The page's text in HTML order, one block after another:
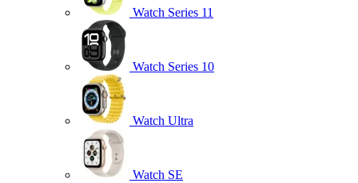
Watch Series 11
Watch Series 10
Watch Ultra
Watch SE